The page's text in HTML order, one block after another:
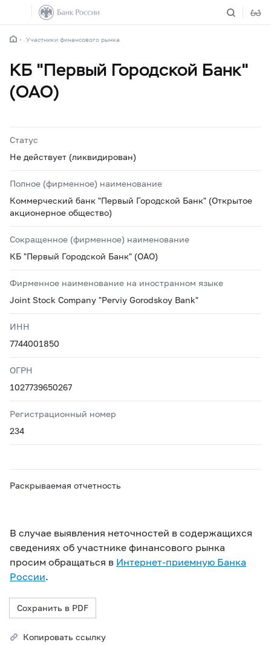
Участники финансового рынка
КБ "Первый Городской Банк"
(ОАО)
Статус
Не действует (ликвидирован)
Полное (фирменное) наименование
Коммерческий банк "Первый Городской Банк" (Открытое
акционерное общество)
Сокращенное (фирменное) наименование
КБ "Первый Городской Банк" (ОАО)
Фирменное наименование на иностранном языке
Joint Stock Company "Perviy Gorodskoy Bank"
ИНН
7744001850
ОГРН
1027739650267
Регистрационный номер
234
Раскрываемая отчетность
В случае выявления неточностей в содержащихся
сведениях об участнике финансового рынка
просим обращаться в Интернет-приемную Банка
России.
Сохранить в PDF
Копировать ссылку